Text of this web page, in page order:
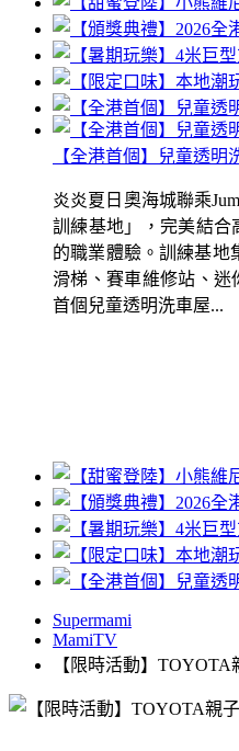
【全港首個】兒童透明
炎炎夏日奧海城聯乘
訓練基地」，完美結合
的職業體驗。訓練基地
滑梯、賽車維修站、迷
首個兒童透明洗車屋...
Supermami
MamiTV
【限時活動】